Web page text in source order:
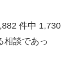
件中 1,730
相談であっ